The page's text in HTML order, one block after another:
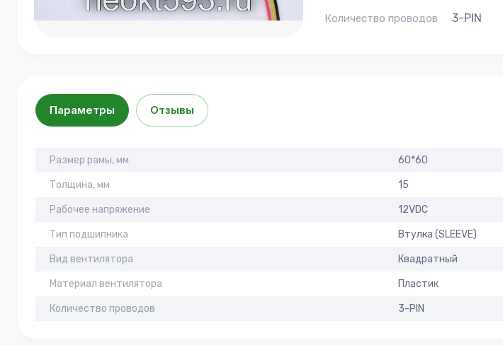
Количество проводов 3-PIN
Параметры Отзывы
Размер рамы, мм 60*60
Толщина, мм 15
Рабочее напряжение 12VDC
Тип подшипника Втулка (SLEEVE)
Вид вентилятора Квадратный
Материал вентилятора Пластик
Количество проводов 3-PIN